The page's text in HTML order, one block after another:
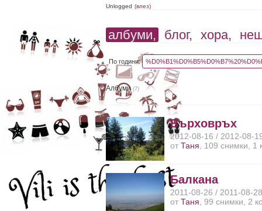
Unlogged (влез)
албуми, блог, хора,
По години:
Албуми(7)
Върховръх
2012-08-16 / 2012-08-
отТаня , 109 снимки, 1
Балкана
2011-08-26 / 2011-08-
отТаня , 99 снимки, 2